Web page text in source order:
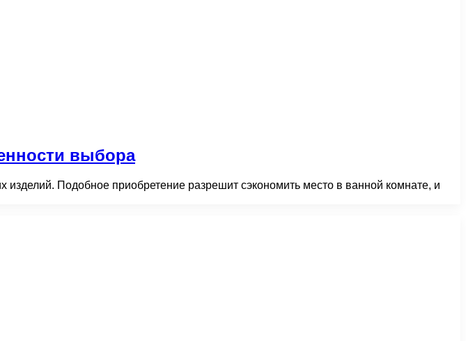
выбора
Подобное приобретение разрешит сэкономить место в ванной комнате, и